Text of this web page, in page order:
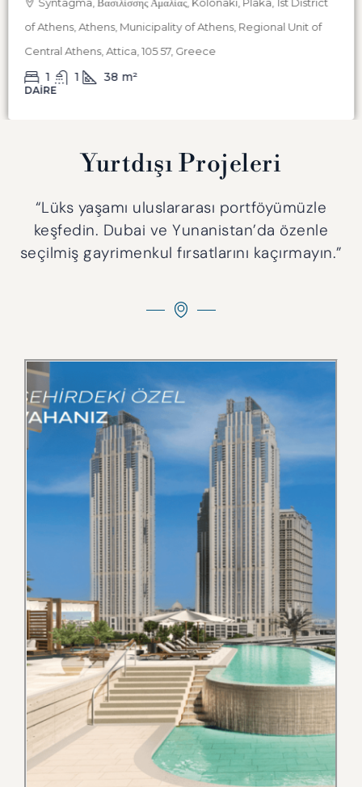
Syntagma, Βασιλίσσης Αμαλίας, Kolonaki, Plaka, 1st District
of Athens, Athens, Municipality of Athens, Regional Unit of
Central Athens, Attica, 105 57, Greece
1 1 38 m²
DAIRE
Yurtdışı Projeleri
“Lüks yaşamı uluslararası portföyümüzle
keşfedin. Dubai ve Yunanistan’da özenle
seçilmiş gayrimenkul fırsatlarını kaçırmayın.”